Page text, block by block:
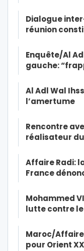
Dialogue
réunion
Enquête/Al
gauche:
Al Adl Wal
l’amertume
Rencontre
réalisateur
Affaire Radi:
France
Mohammed
lutte contre
Maroc/Affaire
pour Orient